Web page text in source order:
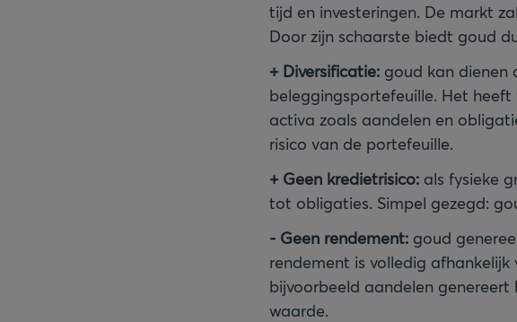
tijd en investeringen. De markt
Door zijn schaarste biedt goud
+ Diversificatie: goud kan dienen
beleggingsportefeuille. Het
activa zoals aandelen en
risico van de portefeuille.
+ Geen kredietrisico: als fysieke
tot obligaties. Simpel gezegd:
- Geen rendement: goud
rendement is volledig
bijvoorbeeld aandelen genereert
waarde.